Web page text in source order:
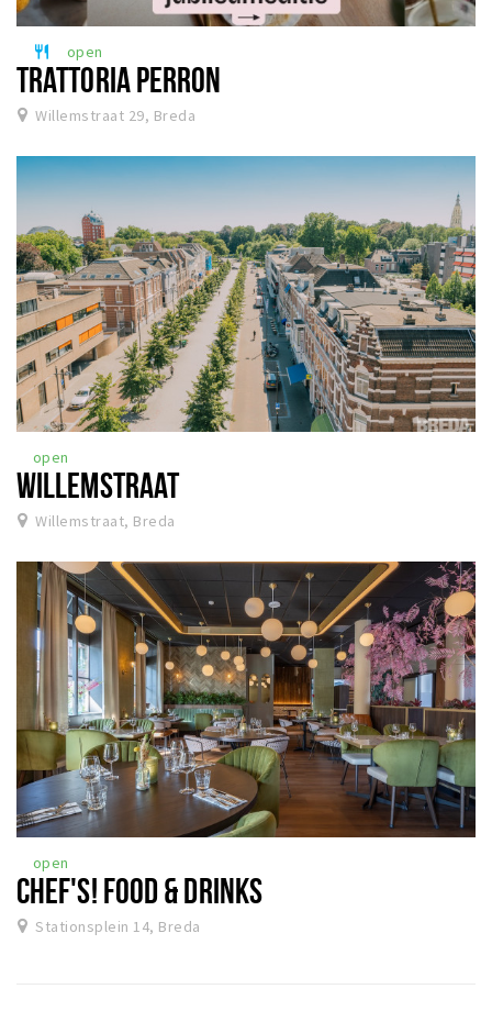
restaurant open
TRATTORIA PERRON
Willemstraat 29, Breda
open
WILLEMSTRAAT
Willemstraat, Breda
open
CHEF'S! FOOD & DRINKS
Stationsplein 14, Breda